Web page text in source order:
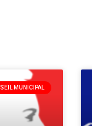
MUNICIPAL